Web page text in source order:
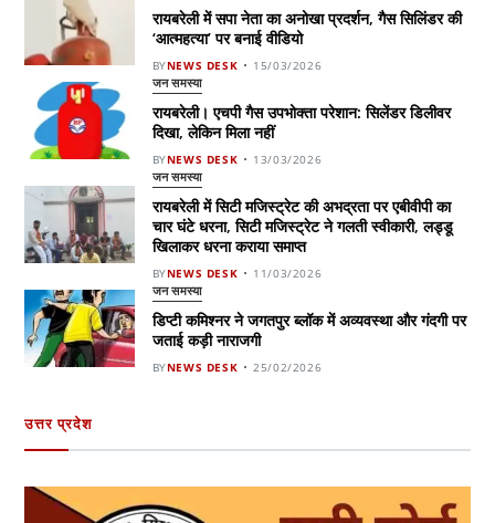
रायबरेली में सपा नेता का अनोखा प्रदर्शन, गैस सिलिंडर की
‘आत्महत्या’ पर बनाई वीडियो
BYNEWS DESK 15/03/2026
जन समस्या
रायबरेली। एचपी गैस उपभोक्ता परेशान: सिलेंडर डिलीवर
दिखा, लेकिन मिला नहीं
BYNEWS DESK 13/03/2026
जन समस्या
रायबरेली में सिटी मजिस्ट्रेट की अभद्रता पर एबीवीपी का
चार घंटे धरना, सिटी मजिस्ट्रेट ने गलती स्वीकारी, लड्डू
खिलाकर धरना कराया समाप्त
BYNEWS DESK 11/03/2026
जन समस्या
डिप्टी कमिश्नर ने जगतपुर ब्लॉक में अव्यवस्था और गंदगी पर
जताई कड़ी नाराजगी
BYNEWS DESK 25/02/2026
उत्तर प्रदेश